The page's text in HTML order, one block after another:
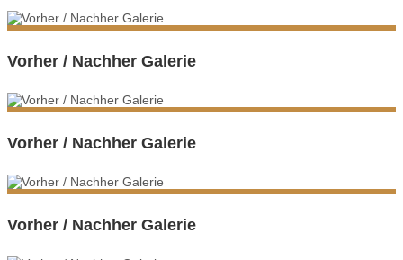
Vorher / Nachher Galerie
Vorher / Nachher Galerie
Vorher / Nachher Galerie